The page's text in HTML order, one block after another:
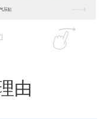
器FX-...
由